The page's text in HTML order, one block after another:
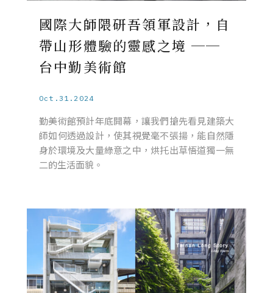
國際大師隈研吾領軍設計，自
帶山形體驗的靈感之境 ──
台中勤美術館
Oct.31.2024
勤美術館預計年底開幕，讓我們搶先看見建築大
師如何透過設計，使其視覺毫不張揚，能自然隱
身於環境及大量綠意之中，烘托出草悟道獨一無
二的生活面貌。